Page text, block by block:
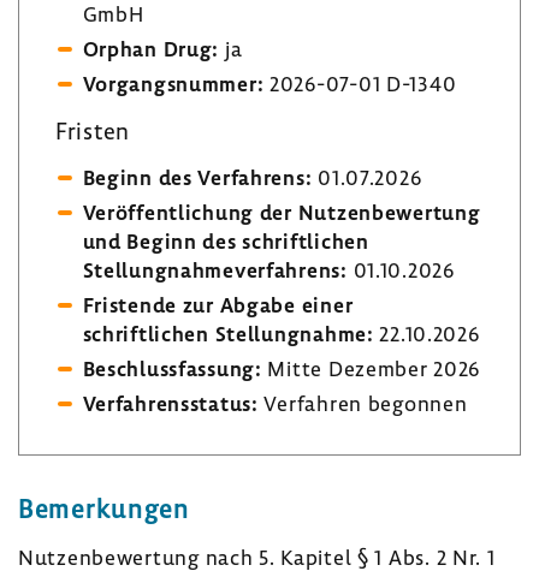
GmbH
Orphan Drug: ja
Vorgangsnummer: 2026-07-01 D-1340
Fristen
Beginn des Verfahrens: 01.07.2026
Veröffentlichung der Nutzenbewertung
und Beginn des schriftlichen
Stellungnahmeverfahrens: 01.10.2026
Fristende zur Abgabe einer
schriftlichen Stellungnahme: 22.10.2026
Beschlussfassung: Mitte Dezember 2026
Verfahrensstatus: Verfahren begonnen
Bemerkungen
Nutzenbewertung nach 5. Kapitel § 1 Abs. 2 Nr. 1